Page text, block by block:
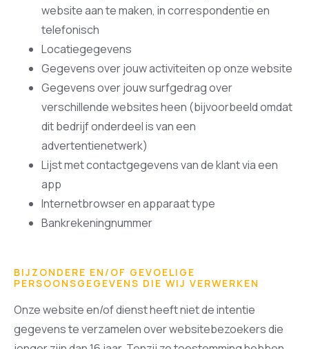
website aan te maken, in correspondentie en
telefonisch
Locatiegegevens
Gegevens over jouw activiteiten op onze website
Gegevens over jouw surfgedrag over
verschillende websites heen (bijvoorbeeld omdat
dit bedrijf onderdeel is van een
advertentienetwerk)
Lijst met contactgegevens van de klant via een
app
Internetbrowser en apparaat type
Bankrekeningnummer
BIJZONDERE EN/OF GEVOELIGE
PERSOONSGEGEVENS DIE WIJ VERWERKEN
Onze website en/of dienst heeft niet de intentie
gegevens te verzamelen over websitebezoekers die